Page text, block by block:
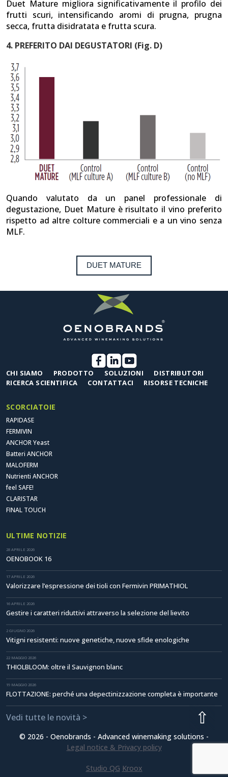
⇧
Duet Mature migliora significativamente il profilo dei
frutti scuri, intensificando aromi di prugna, prugna
secca, frutta disidratata e frutta scura.
4. PREFERITO DAI DEGUSTATORI (Fig. D)
Quando valutato da un panel professionale di
degustazione, Duet Mature è risultato il vino preferito
rispetto ad altre colture commerciali e a un vino senza
MLF.
DUET MATURE
CHI SIAMO PRODOTTO SOLUZIONI
DISTRIBUTORI
RICERCA SCIENTIFICA
CONTATTACI RISORSE TECNICHE
SCORCIATOIE
RAPIDASE
FERMIVIN
ANCHOR Yeast
Batteri ANCHOR
MALOFERM
Nutrienti ANCHOR
feel SAFE!
CLARISTAR
FINAL TOUCH
ULTIME NOTIZIE
28 APRILE 2026
OENOBOOK 16
17 APRILE 2026
Valorizzare l’espressione dei tioli con Fermivin PRIMATHIOL
16 APRILE 2026
Gestire i caratteri riduttivi attraverso la selezione del lievito
2 GIUGNO 2026
Vitigni resistenti: nuove genetiche, nuove sfide enologiche
22 MAGGIO 2026
THIOLBLOOM: oltre il Sauvignon blanc
19 MAGGIO 2026
FLOTTAZIONE: perché una depectinizzazione completa è importante
Vedi tutte le novità
© 2026 - Oenobrands - Advanced winemaking solutions -
Legal notice & Privacy policy
Studio QG Kroox